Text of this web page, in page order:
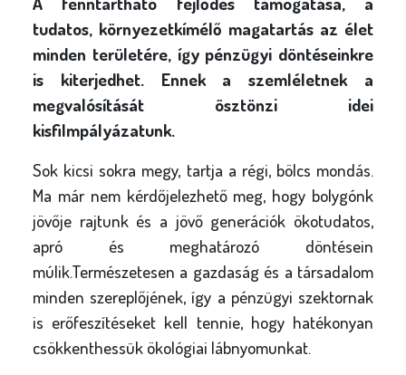
tudatos, környezetkímélő magatartás az élet
minden területére, így pénzügyi döntéseinkre
is kiterjedhet. Ennek a szemléletnek a
megvalósítását ösztönzi idei
kisfilmpályázatunk.
Sok kicsi sokra megy, tartja a régi, bölcs mondás.
Ma már nem kérdőjelezhető meg, hogy bolygónk
jövője rajtunk és a jövő generációk ökotudatos,
apró és meghatározó döntésein
múlik.Természetesen a gazdaság és a társadalom
minden szereplőjének, így a pénzügyi szektornak
is erőfeszítéseket kell tennie, hogy hatékonyan
csökkenthessük ökológiai lábnyomunkat.